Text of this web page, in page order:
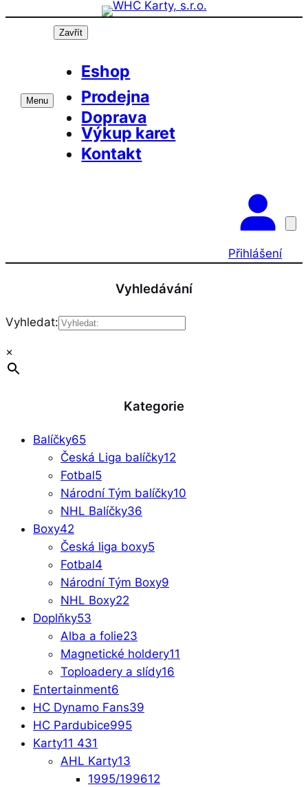
Přeskočit
Menu
Zavřít
Eshop
Prodejna
Doprava
Výkup karet
Kontakt
Přihlášení
Vyhledávání
Vyhledat:
×
Kategorie
Balíčky65
Česká Liga balíčky12
Fotbal5
Národní Tým balíčky10
NHL Balíčky36
Boxy42
Česká liga boxy5
Fotbal4
Národní Tým Boxy9
NHL Boxy22
Doplňky53
Alba a folie23
Magnetické holdery11
Toploadery a slídy16
Entertainment6
HC Dynamo Fans39
HC Pardubice995
Karty11 431
AHL Karty13
1995/199612